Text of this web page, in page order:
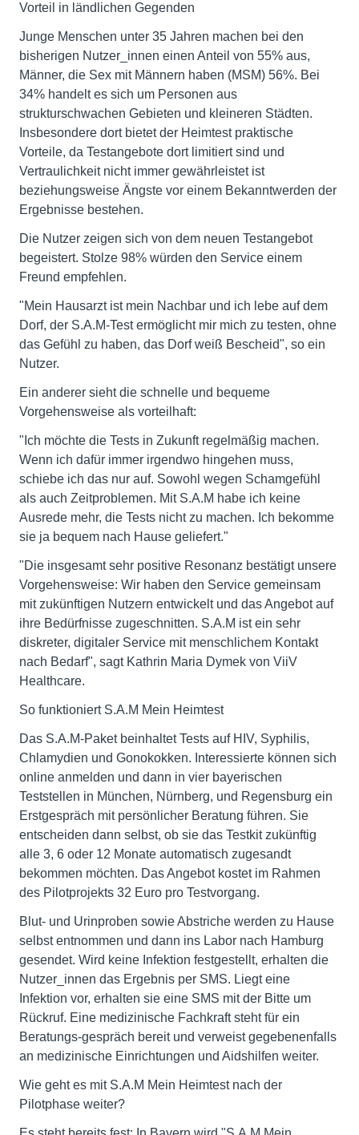
Vorteil in ländlichen Gegenden
Junge Menschen unter 35 Jahren machen bei den
bisherigen Nutzer_innen einen Anteil von 55% aus,
Männer, die Sex mit Männern haben (MSM) 56%. Bei
34% handelt es sich um Personen aus
strukturschwachen Gebieten und kleineren Städten.
Insbesondere dort bietet der Heimtest praktische
Vorteile, da Testangebote dort limitiert sind und
Vertraulichkeit nicht immer gewährleistet ist
beziehungsweise Ängste vor einem Bekanntwerden der
Ergebnisse bestehen.
Die Nutzer zeigen sich von dem neuen Testangebot
begeistert. Stolze 98% würden den Service einem
Freund empfehlen.
"Mein Hausarzt ist mein Nachbar und ich lebe auf dem
Dorf, der S.A.M-Test ermöglicht mir mich zu testen, ohne
das Gefühl zu haben, das Dorf weiß Bescheid", so ein
Nutzer.
Ein anderer sieht die schnelle und bequeme
Vorgehensweise als vorteilhaft:
"Ich möchte die Tests in Zukunft regelmäßig machen.
Wenn ich dafür immer irgendwo hingehen muss,
schiebe ich das nur auf. Sowohl wegen Schamgefühl
als auch Zeitproblemen. Mit S.A.M habe ich keine
Ausrede mehr, die Tests nicht zu machen. Ich bekomme
sie ja bequem nach Hause geliefert."
"Die insgesamt sehr positive Resonanz bestätigt unsere
Vorgehensweise: Wir haben den Service gemeinsam
mit zukünftigen Nutzern entwickelt und das Angebot auf
ihre Bedürfnisse zugeschnitten. S.A.M ist ein sehr
diskreter, digitaler Service mit menschlichem Kontakt
nach Bedarf", sagt Kathrin Maria Dymek von ViiV
Healthcare.
So funktioniert S.A.M Mein Heimtest
Das S.A.M-Paket beinhaltet Tests auf HIV, Syphilis,
Chlamydien und Gonokokken. Interessierte können sich
online anmelden und dann in vier bayerischen
Teststellen in München, Nürnberg, und Regensburg ein
Erstgespräch mit persönlicher Beratung führen. Sie
entscheiden dann selbst, ob sie das Testkit zukünftig
alle 3, 6 oder 12 Monate automatisch zugesandt
bekommen möchten. Das Angebot kostet im Rahmen
des Pilotprojekts 32 Euro pro Testvorgang.
Blut- und Urinproben sowie Abstriche werden zu Hause
selbst entnommen und dann ins Labor nach Hamburg
gesendet. Wird keine Infektion festgestellt, erhalten die
Nutzer_innen das Ergebnis per SMS. Liegt eine
Infektion vor, erhalten sie eine SMS mit der Bitte um
Rückruf. Eine medizinische Fachkraft steht für ein
Beratungs-gespräch bereit und verweist gegebenenfalls
an medizinische Einrichtungen und Aidshilfen weiter.
Wie geht es mit S.A.M Mein Heimtest nach der
Pilotphase weiter?